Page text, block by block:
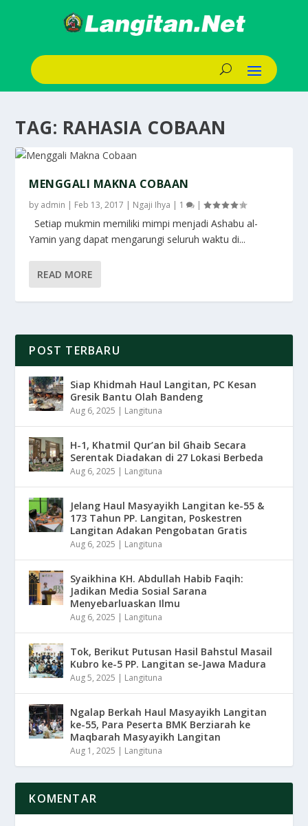
TAG: RAHASIA COBAAN
MENGGALI MAKNA COBAAN
by admin | Feb 13, 2017 | Ngaji Ihya | 1 |
Setiap mukmin memiliki mimpi menjadi Ashabu al-
Yamin yang dapat mengarungi seluruh waktu di...
READ MORE
POST TERBARU
Siap Khidmah Haul Langitan, PC Kesan
Gresik Bantu Olah Bandeng
Aug 6, 2025 | Langituna
H-1, Khatmil Qur’an bil Ghaib Secara
Serentak Diadakan di 27 Lokasi Berbeda
Aug 6, 2025 | Langituna
Jelang Haul Masyayikh Langitan ke-55 &
173 Tahun PP. Langitan, Poskestren
Langitan Adakan Pengobatan Gratis
Aug 6, 2025 | Langituna
Syaikhina KH. Abdullah Habib Faqih:
Jadikan Media Sosial Sarana
Menyebarluaskan Ilmu
Aug 6, 2025 | Langituna
Tok, Berikut Putusan Hasil Bahstul Masail
Kubro ke-5 PP. Langitan se-Jawa Madura
Aug 5, 2025 | Langituna
Ngalap Berkah Haul Masyayikh Langitan
ke-55, Para Peserta BMK Berziarah ke
Maqbarah Masyayikh Langitan
Aug 1, 2025 | Langituna
KOMENTAR